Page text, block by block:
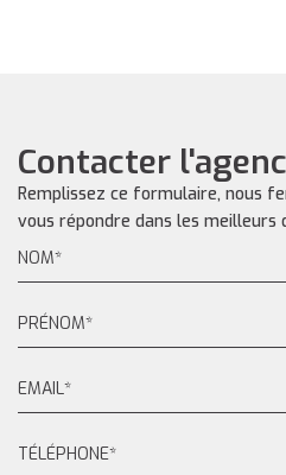
Contacter
Remplissez ce formulaire, nous
vous répondre dans les meilleurs